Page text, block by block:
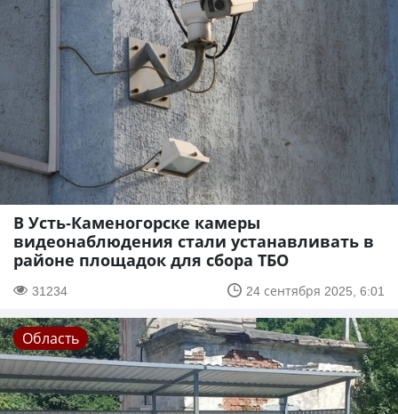
В Усть-Каменогорске камеры
видеонаблюдения стали устанавливать в
районе площадок для сбора ТБО
31234 24 сентября 2025, 6:01
Область